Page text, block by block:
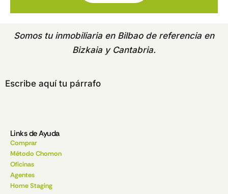
Somos tu inmobiliaria en Bilbaode referencia en
Bizkaia y Cantabria.
Escribe aquí tu párrafo
Links de Ayuda
Comprar
Método Chomon
Oficinas
Agentes
Home Staging